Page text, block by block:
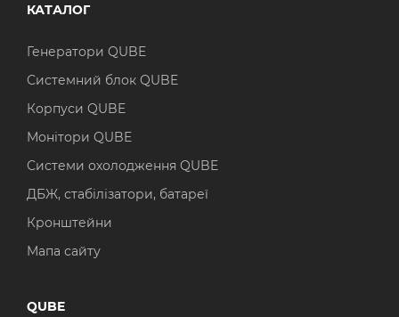
КАТАЛОГ
Генератори QUBE
Системний блок QUBE
Корпуси QUBE
Монітори QUBE
Системи охолодження QUBE
ДБЖ, стабілізатори, батареї
Кронштейни
Мапа сайту
QUBE